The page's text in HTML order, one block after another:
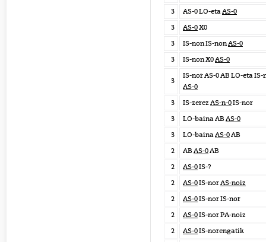
3
AS-0 LO-etaAS-0
3
AS-0X0
3
IS-non IS-nonAS-0
3
IS-non X0AS-0
3
IS-nor AS-0 AB LO-eta IS-
AS-0
3
IS-zerez AS-n-0IS-nor
3
LO-baina AB AS-0
3
LO-bainaAS-0AB
2
AB AS-0AB
2
AS-0IS-?
2
AS-0IS-norAS-noiz
2
AS-0IS-nor IS-nor
2
AS-0IS-nor PA-noiz
2
AS-0IS-norengatik